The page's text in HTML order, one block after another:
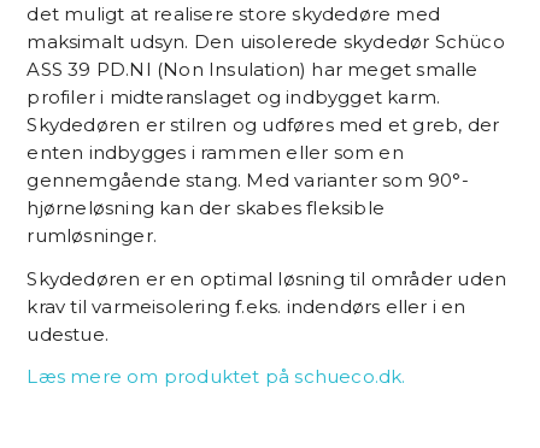
det muligt at realisere store skydedøre med
maksimalt udsyn. Den uisolerede skydedør Schüco
ASS 39 PD.NI (Non Insulation) har meget smalle
profiler i midteranslaget og indbygget karm.
Skydedøren er stilren og udføres med et greb, der
enten indbygges i rammen eller som en
gennemgående stang. Med varianter som 90°-
hjørneløsning kan der skabes fleksible
rumløsninger.
Skydedøren er en optimal løsning til områder uden
krav til varmeisolering f.eks. indendørs eller i en
udestue.
Læs mere om produktet på schueco.dk.